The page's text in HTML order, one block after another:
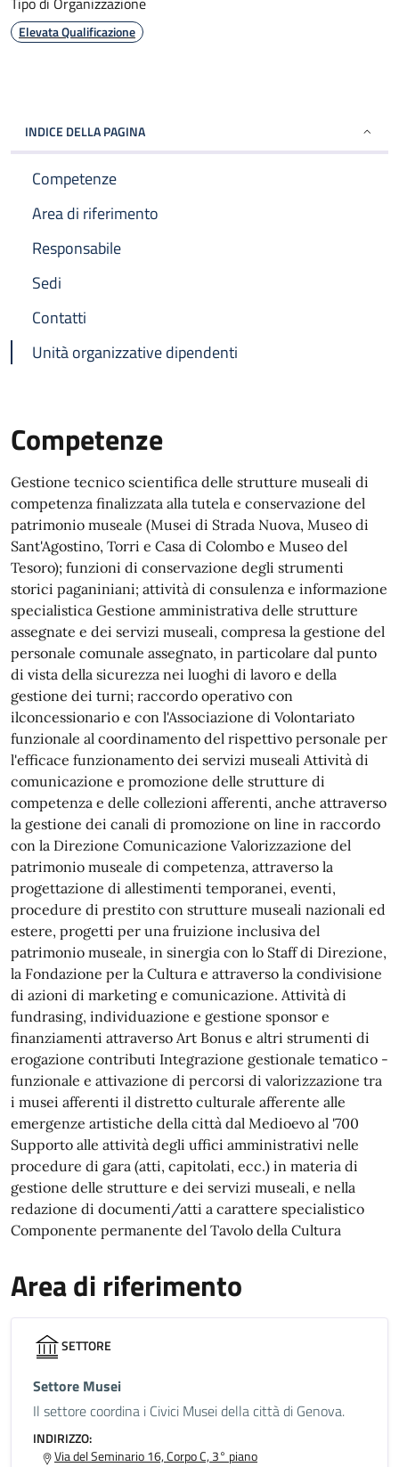
Elevata Qualificazione
INDICE DELLA PAGINA
Competenze
Area di riferimento
Responsabile
Sedi
Contatti
Unità organizzative dipendenti
Competenze
Gestione tecnico scientifica delle strutture museali di
competenza finalizzata alla tutela e conservazione del
patrimonio museale (Musei di Strada Nuova, Museo di
Sant'Agostino, Torri e Casa di Colombo e Museo del
Tesoro); funzioni di conservazione degli strumenti
storici paganiniani; attività di consulenza e informazione
specialistica Gestione amministrativa delle strutture
assegnate e dei servizi museali, compresa la gestione del
personale comunale assegnato, in particolare dal punto
di vista della sicurezza nei luoghi di lavoro e della
gestione dei turni; raccordo operativo con
ilconcessionario e con l'Associazione di Volontariato
funzionale al coordinamento del rispettivo personale per
l'efficace funzionamento dei servizi museali Attività di
comunicazione e promozione delle strutture di
competenza e delle collezioni afferenti, anche attraverso
la gestione dei canali di promozione on line in raccordo
con la Direzione Comunicazione Valorizzazione del
patrimonio museale di competenza, attraverso la
progettazione di allestimenti temporanei, eventi,
procedure di prestito con strutture museali nazionali ed
estere, progetti per una fruizione inclusiva del
patrimonio museale, in sinergia con lo Staff di Direzione,
la Fondazione per la Cultura e attraverso la condivisione
di azioni di marketing e comunicazione. Attività di
fundrasing, individuazione e gestione sponsor e
finanziamenti attraverso Art Bonus e altri strumenti di
erogazione contributi Integrazione gestionale tematico -
funzionale e attivazione di percorsi di valorizzazione tra
i musei afferenti il distretto culturale afferente alle
emergenze artistiche della città dal Medioevo al '700
Supporto alle attività degli uffici amministrativi nelle
procedure di gara (atti, capitolati, ecc.) in materia di
gestione delle strutture e dei servizi museali, e nella
redazione di documenti/atti a carattere specialistico
Componente permanente del Tavolo della Cultura
Area di riferimento
SETTORE
Settore Musei
Il settore coordina i Civici Musei della città di Genova.
INDIRIZZO:
Via del Seminario 16, Corpo C, 3° piano